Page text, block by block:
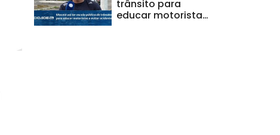
trânsito para
educar motoristas